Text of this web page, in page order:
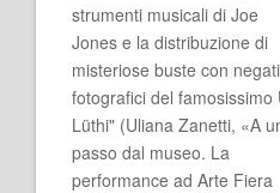
strumenti musicali di Joe
Jones e la distribuzione di
misteriose buste con
fotografici del famosissimo
Lüthi" (Uliana Zanetti, «A
passo dal museo. La
performance ad Arte Fiera